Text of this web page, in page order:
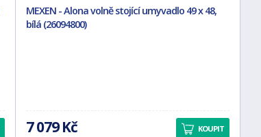
MEXEN - Alona volně stojící umyvadlo 49 x 48,
bílá (26094800)
7 079 Kč KOUPIT